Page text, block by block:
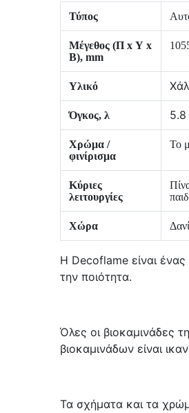
Τύπος
Μέγεθος (Π x Υ x
Β), mm
Υλικό
Όγκος, λ 5.8
Χρώμα /
φινίρισμα
Το
Κύριες
λειτουργίες
Χώρα
Η Decoflame είναι
την ποιότητα.
Όλες οι βιοκαμινάδες
βιοκαμινάδων είναι
Τα σχήματα και τα